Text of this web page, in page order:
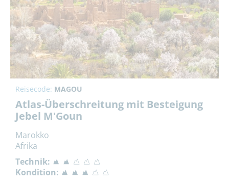
Reisecode: MAGOU
Atlas-Überschreitung mit Besteigung
Jebel M'Goun
Marokko
Afrika
Technik:
Kondition: